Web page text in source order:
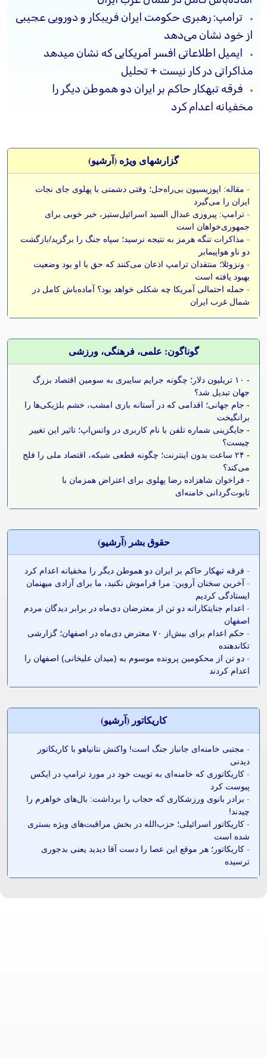
ترامپ: رهبری حکومت ایران فریبکار و دورویی عجیبی
از خود نشان می‌دهد
ایمیل اطلاعاتی افسر آمریکایی که نشان میدهد
مذاکراتی در کار نیست + تحلیل
فرقه تبهکار حاکم بر ایران دو هموطن دیگر را
مخفیانه اعدام کرد
گزارشهای ویژه (آرشيو)
- مقاله: اپوزیسیون بی‌راه‌حل؛ وقتی دشمنی با پهلوی جای نجات
ایران را می‌گیرد
- ترامپ: پیروزی عبدال السید اسرائیل‌ستیز، خبر خوبی برای
جمهوری‌خواهان است
- مذاکرات تنگه هرمز به نتیجه نرسید؛ سپاه جنگ را برگزید/بازگشت
دو ناو هواپیمابر
- ونزوئلا؛ منتقدان ترامپ اذعان می‌کنند که حق با او بود وضعیت
بهبود یافته است
- حمله احتمالی آمریکا چه شکلی خواهد بود؟ آماده‌باش کامل در
شمال غرب ایران
گوناگون: علمی، فرهنگی، ورزشی
-
۱۰ تریلیون دلار؛ چگونه جرایم سایبری به سومین اقتصاد بزرگ
جهان تبدیل شد؟
- جام جهانی؛ اقدامی که در آستانه بازی امشب، خشم بلژیکی‌ها را
برانگیخت
- جایگزینی شماره تلفن با نام کاربری در واتس‌اپ؛ تاثیر این تغییر
چیست؟
-
۲۴ ساعت بدون اینترنت؛ چگونه قطعی شبکه، اقتصاد ملی را فلج
می‌کند؟
- فراخوان شاهزاده رضا پهلوی برای اعتراض همزمان با
تابوت‌گردانی خامنه‌ای
حقوق بشر (آرشيو)
- فرقه تبهکار حاکم بر ایران دو هموطن دیگر را مخفیانه اعدام کرد
- آخرین سخنان آروین: مرا فراموش نکنید، ما برای آزادی میهنمان
ایستادگی کردیم
- اعدام جنایتکارانه دو تن از معترضان دی‌ماه در برابر دیدگان مردم
اصفهان
-
حکم اعدام برای بیش‌از ۷۰ معترض دی‌ماه در اصفهان؛ گزارشی
تکاندهنده
- دو تن از محکومین پرونده موسوم به (میدان علیخانی) اصفهان را
اعدام کردند
کاريکاتور (آرشيو)
- مجتبی خامنه‌ای جانباز جنگ است! واکنش نتانیاهو با کاریکاتور
دیدنی
- کاریکاتوری که خامنه‌ای به توییت خود در مورد ترامپ در ایکس
پیوست کرد
- برادر بانوی ورزشکاری که حجاب را برداشت: بال‌های خواهرم را
چیدند!
- کاریکاتور اسرائیلی؛ حزب‌الله در بخش مراقبت‌های ویژه بستری
شده است
- کاریکاتور؛ هر موقع این عصا را دست آقا دیدید یعنی بدجوری
ترسیده